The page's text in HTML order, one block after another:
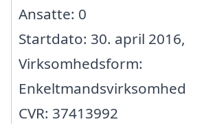
Ansatte: 0
Startdato: 30. april 2016,
Virksomhedsform:
Enkeltmandsvirksomhed
CVR: 37413992